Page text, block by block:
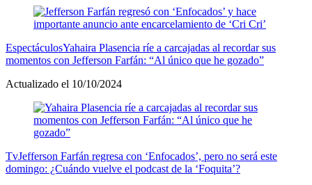
EspectáculosYahaira Plasencia ríe a carcajadas al recordar sus
momentos con Jefferson Farfán: “Al único que he gozado”
Actualizado el 10/10/2024
TvJefferson Farfán regresa con ‘Enfocados’, pero no será este
domingo: ¿Cuándo vuelve el podcast de la ‘Foquita’?